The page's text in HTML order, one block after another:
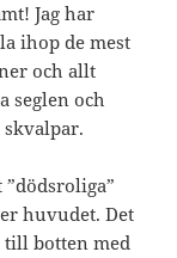
Jag har
ihop de mest
och allt
seglen och
skvalpar.
huvudet. Det
till botten med